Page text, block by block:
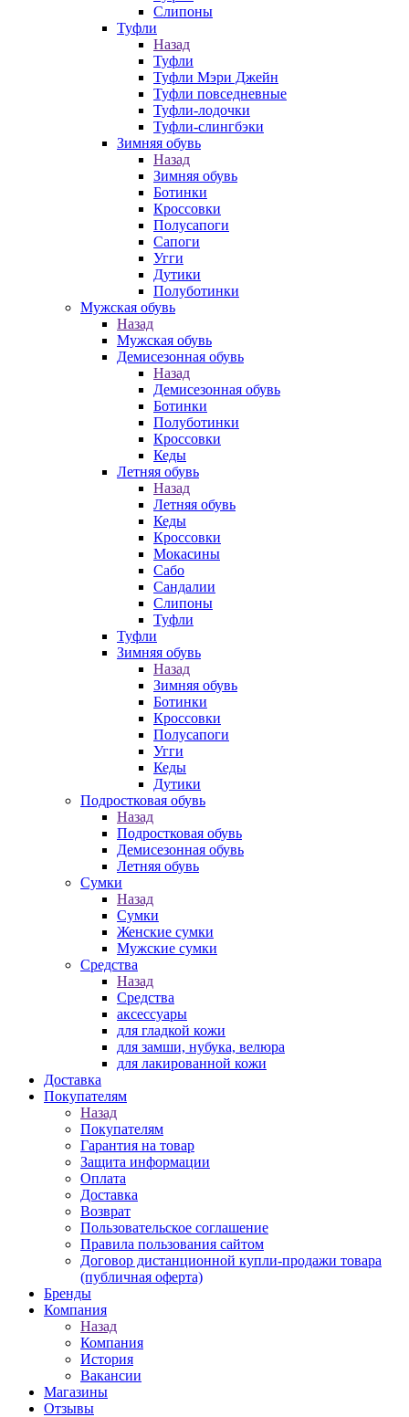
Слипоны
Туфли
Назад
Туфли
Туфли Мэри Джейн
Туфли повседневные
Туфли-лодочки
Туфли-слингбэки
Зимняя обувь
Назад
Зимняя обувь
Ботинки
Кроссовки
Полусапоги
Сапоги
Угги
Дутики
Полуботинки
Мужская обувь
Назад
Мужская обувь
Демисезонная обувь
Назад
Демисезонная обувь
Ботинки
Полуботинки
Кроссовки
Кеды
Летняя обувь
Назад
Летняя обувь
Кеды
Кроссовки
Мокасины
Сабо
Сандалии
Слипоны
Туфли
Туфли
Зимняя обувь
Назад
Зимняя обувь
Ботинки
Кроссовки
Полусапоги
Угги
Кеды
Дутики
Подростковая обувь
Назад
Подростковая обувь
Демисезонная обувь
Летняя обувь
Сумки
Назад
Сумки
Женские сумки
Мужские сумки
Средства
Назад
Средства
аксессуары
для гладкой кожи
для замши, нубука, велюра
для лакированной кожи
Доставка
Покупателям
Назад
Покупателям
Гарантия на товар
Защита информации
Оплата
Доставка
Возврат
Пользовательское соглашение
Правила пользования сайтом
Договор дистанционной купли-продажи товара
(публичная оферта)
Бренды
Компания
Назад
Компания
История
Вакансии
Магазины
Отзывы